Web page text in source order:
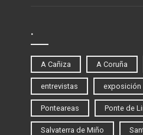
.
A Cañiza A Coruña
entrevistas exposición
Ponteareas Ponte de
Salvaterra de Miño